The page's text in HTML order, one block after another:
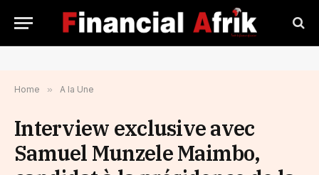
Home » A la Une
Interview exclusive avec
Samuel Munzele Maimbo,